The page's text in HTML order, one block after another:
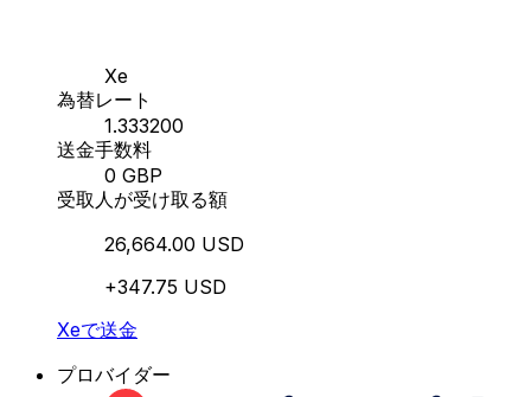
Xe
為替レート
1.333200
送金手数料
0 GBP
受取人が受け取る額
26,664.00 USD
+347.75 USD
Xeで送金
プロバイダー